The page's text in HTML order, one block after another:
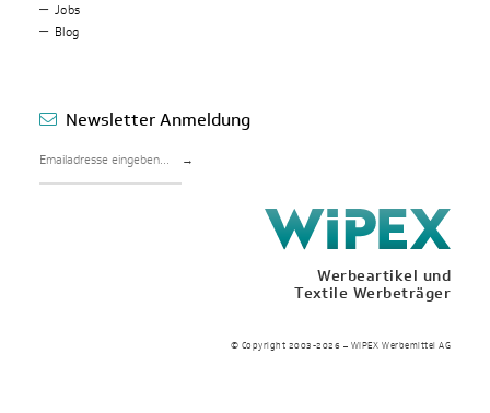
Jobs
Blog
Newsletter Anmeldung
→
Werbeartikel und
Textile Werbeträger
© Copyright 2003-2026 – WIPEX Werbemittel AG